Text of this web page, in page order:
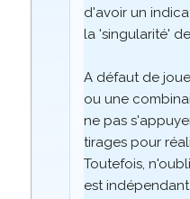
d'avoir un
la 'singularité'
A défaut de
ou une
ne pas
tirages pour
Toutefois,
est